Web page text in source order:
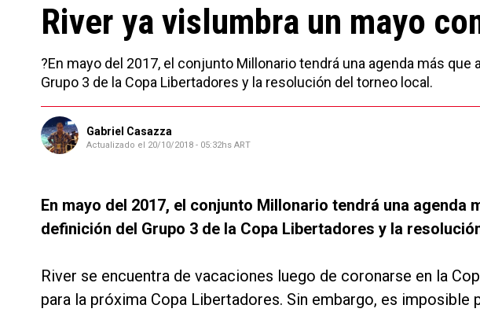
River ya vislumbra un mayo
?En mayo del 2017, el conjunto Millonario tendrá una agenda más que
Grupo 3 de la Copa Libertadores y la resolución del torneo local.
Gabriel Casazza
Actualizado el 20/10/2018 - 05:32hs ART
En mayo del 2017, el conjunto Millonario tendrá una agenda
definición del Grupo 3 de la Copa Libertadores y la
River se encuentra de vacaciones luego de coronarse en la
para la próxima Copa Libertadores. Sin embargo, es imposible